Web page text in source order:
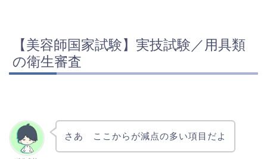
【美容師国家試験】実技試験／用具類
の衛生審査
さあ ここからが減点の多い項目だよ